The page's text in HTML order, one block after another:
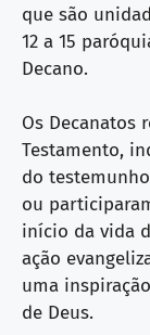
que são
12 a 15
Decano.
Os Decanatos
Testamento,
do
ou
início da vida
ação
uma
de Deus.